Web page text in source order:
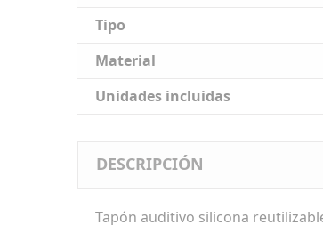
Tipo
Material
Unidades incluidas
DESCRIPCIÓN
Tapón auditivo silicona